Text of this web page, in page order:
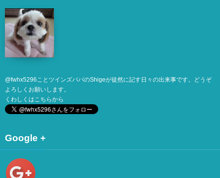
@fwhx5296 ことツインズパパのShigeが徒然に記す日々の出来事です。どうぞ
よろしくお願いします。
くわしくは こちらから
Google +